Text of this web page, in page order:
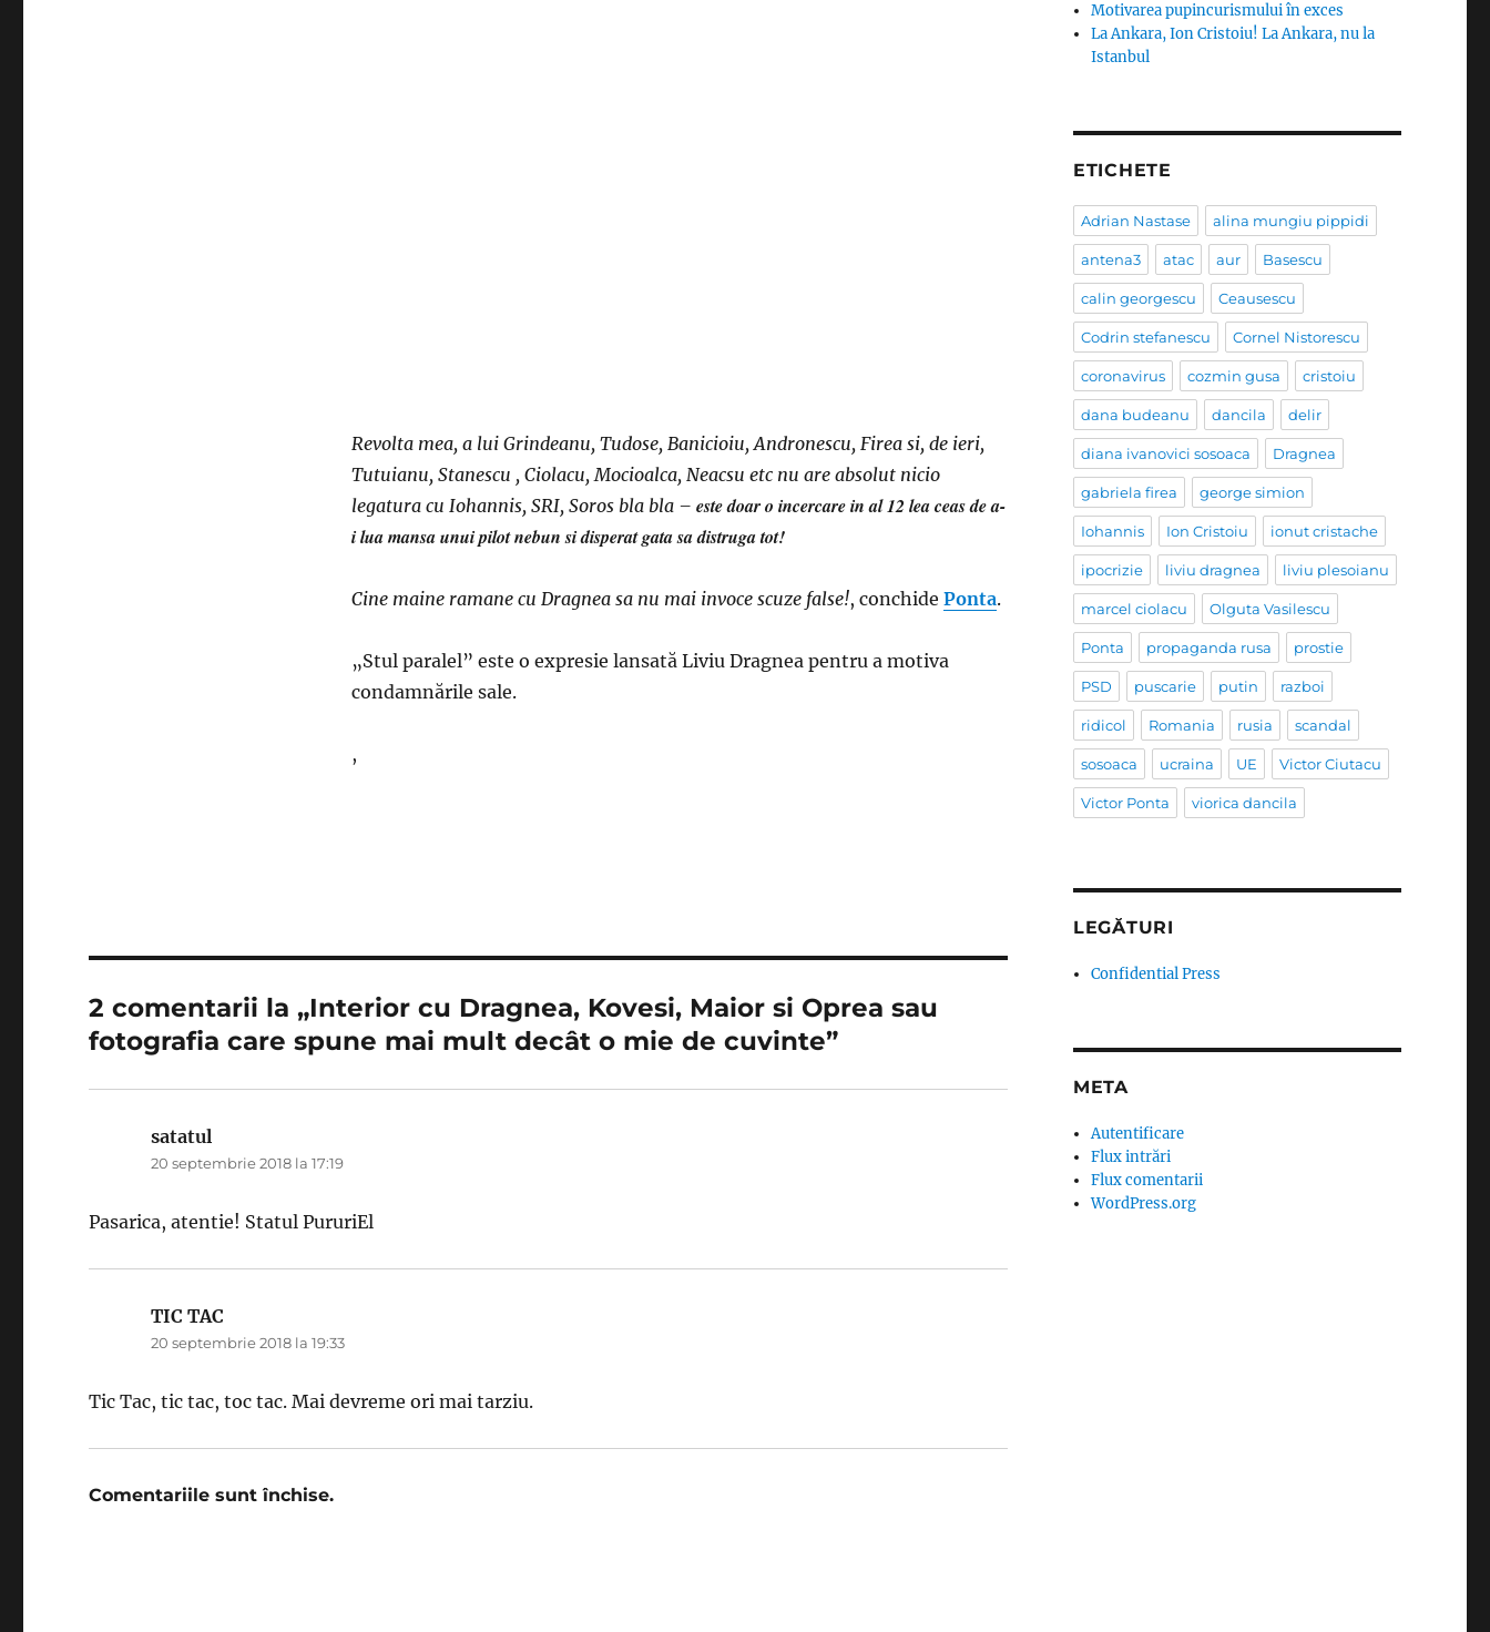
Revolta mea, a lui Grindeanu, Tudose, Banicioiu, Andronescu, Firea si, de ieri,
Tutuianu, Stanescu , Ciolacu, Mocioalca, Neacsu etc nu are absolut nicio
legatura cu Iohannis, SRI, Soros bla bla – este doar o incercare in al 12 lea ceas de a-
i lua mansa unui pilot nebun si disperat gata sa distruga tot!
Cine maine ramane cu Dragnea sa nu mai invoce scuze false!, conchide Ponta.
„Stul paralel” este o expresie lansată Liviu Dragnea pentru a motiva
condamnările sale.
,
2 comentarii la „Interior cu Dragnea, Kovesi, Maior si Oprea sau
fotografia care spune mai mult decât o mie de cuvinte”
satatul
20 septembrie 2018 la 17:19
Pasarica, atentie! Statul PururiEl
TIC TAC
20 septembrie 2018 la 19:33
Tic Tac, tic tac, toc tac. Mai devreme ori mai tarziu.
Comentariile sunt închise.
Motivarea pupincurismului în exces
La Ankara, Ion Cristoiu! La Ankara, nu la
Istanbul
ETICHETE
Adrian Nastase alina mungiu pippidi
antena3 atac aur Basescu
calin georgescu Ceausescu
Codrin stefanescu Cornel Nistorescu
coronavirus cozmin gusa cristoiu
dana budeanu dancila delir
diana ivanovici sosoaca Dragnea
gabriela firea george simion
Iohannis Ion Cristoiu ionut cristache
ipocrizie liviu dragnea liviu plesoianu
marcel ciolacu Olguta Vasilescu
Ponta propaganda rusa prostie
PSD puscarie putin razboi
ridicol Romania rusia scandal
sosoaca ucraina UE Victor Ciutacu
Victor Ponta viorica dancila
LEGĂTURI
Confidential Press
META
Autentificare
Flux intrări
Flux comentarii
WordPress.org